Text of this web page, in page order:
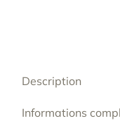
Description
Informations